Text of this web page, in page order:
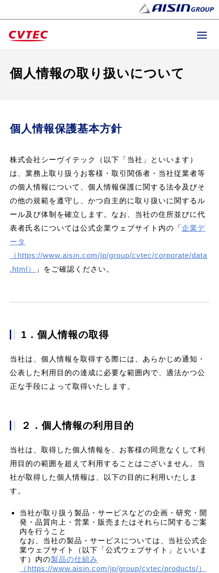
個人情報の取り扱いについて
個人情報保護基本方針
株式会社シーヴイテック（以下「当社」といいます）
は、業務上取り扱うお客様・取引関係者・当社従業者等
の個人情報について、個人情報保護に関する法令及びそ
の他の規範を遵守し、かつ自主的に取り扱いに関するル
ール及び体制を確立します。なお、当社の住所並びに代
表者氏名については公式企業ウェブサイト内の「企業デ
ータ
（https://www.aisin.com/jp/group/cvtec/corporate/data
.html）
」をご確認ください。
1．個人情報の取得
当社は、個人情報を取得する際には、あらかじめ通知・
公表した利用目的の達成に必要な範囲内で、適法かつ公
正な手段によって取得いたします。
２．個人情報の利用目的
当社は、取得した個人情報を、お客様の同意なくして利
用目的の範囲を超えて利用することはございません。当
社が取得した個人情報は、以下の目的に利用いたしま
す。
当社が取り扱う製品・サービスなどの企画・研究・開
発・品質向上・営業・販売またはそれらに関するご案
内を行うこと
なお、当社の製品・サービスについては、当社公式企
業ウェブサイト（以下「公式ウェブサイト」といいま
す）内の製品の仕組み
（https://www.aisin.com/jp/group/cvtec/products/）